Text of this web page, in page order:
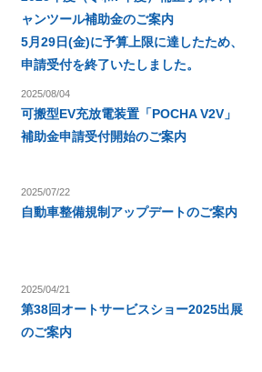
ャンツール補助金のご案内
5月29日(金)に予算上限に達したため、
申請受付を終了いたしました。
2025/08/04
可搬型EV充放電装置「POCHA V2V」
補助金申請受付開始のご案内
2025/07/22
自動車整備規制アップデートのご案内
2025/04/21
第38回オートサービスショー2025出展
のご案内